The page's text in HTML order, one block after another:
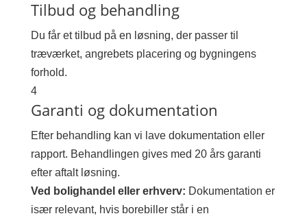
Tilbud og behandling
Du får et tilbud på en løsning, der passer til
træværket, angrebets placering og bygningens
forhold.
4
Garanti og dokumentation
Efter behandling kan vi lave dokumentation eller
rapport. Behandlingen gives med 20 års garanti
efter aftalt løsning.
Ved bolighandel eller erhverv: Dokumentation er
især relevant, hvis borebiller står i en